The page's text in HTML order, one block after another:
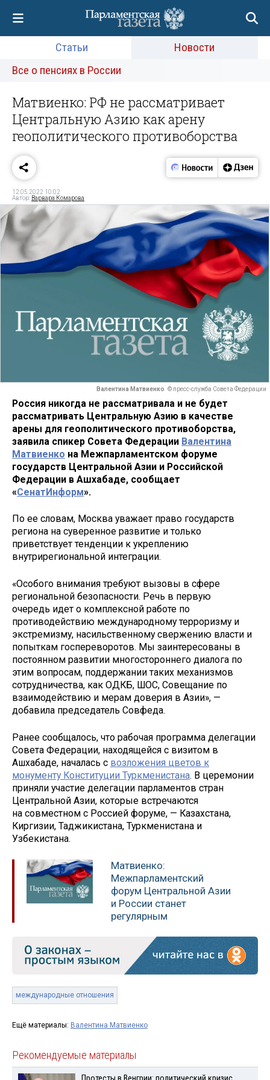
Статьи
Новости
Все о пенсиях в России
Матвиенко: РФ не рассматривает
Центральную Азию как арену
геополитического противоборства
12.05.2022 10:02
Автор: Варвара Комарова
Валентина Матвиенко © пресс-служба Совета Федерации
Россия никогда не рассматривала и не будет
рассматривать Центральную Азию в качестве
арены для геополитического противоборства,
заявила спикер Совета Федерации Валентина
Матвиенко на Межпарламентском форуме
государств Центральной Азии и Российской
Федерации в Ашхабаде, сообщает
«СенатИнформ».
По ее словам, Москва уважает право государств
региона на суверенное развитие и только
приветствует тенденции к укреплению
внутрирегиональной интеграции.
«Особого внимания требуют вызовы в сфере
региональной безопасности. Речь в первую
очередь идет о комплексной работе по
противодействию международному терроризму и
экстремизму, насильственному свержению власти и
попыткам госпереворотов. Мы заинтересованы в
постоянном развитии многостороннего диалога по
этим вопросам, поддержании таких механизмов
сотрудничества, как ОДКБ, ШОС, Совещание по
взаимодействию и мерам доверия в Азии», —
добавила председатель Совфеда.
Ранее сообщалось, что рабочая программа делегации
Совета Федерации, находящейся с визитом в
Ашхабаде, началась с возложения цветов к
монументу Конституции Туркменистана. В церемонии
приняли участие делегации парламентов стран
Центральной Азии, которые встречаются
на совместном с Россией форуме, — Казахстана,
Киргизии, Таджикистана, Туркменистана и
Узбекистана.
Матвиенко:
Межпарламентский
форум Центральной Азии
и России станет
регулярным
международные отношения
Ещё материалы: Валентина Матвиенко
Рекомендуемые материалы